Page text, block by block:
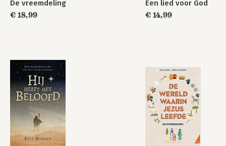
De vreemdeling
€ 18,99
Een lied voor God
€ 14,99